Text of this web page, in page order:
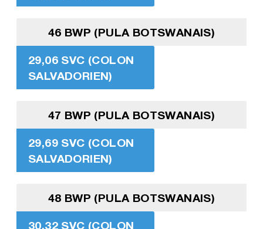
46 BWP (PULA BOTSWANAIS)
29,06 SVC (COLON
SALVADORIEN)
47 BWP (PULA BOTSWANAIS)
29,69 SVC (COLON
SALVADORIEN)
48 BWP (PULA BOTSWANAIS)
30,32 SVC (COLON